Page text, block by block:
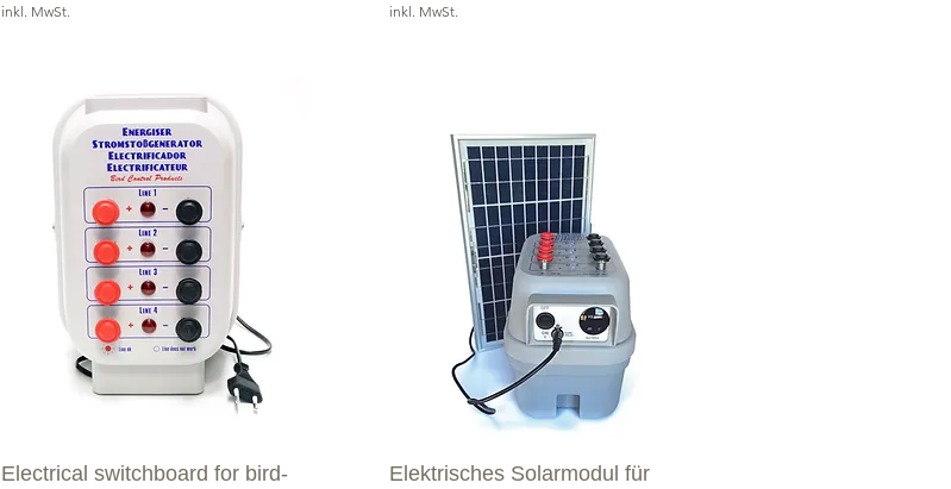
inkl. MwSt. inkl. MwSt.
Electrical switchboard for bird-
Elektrisches Solarmodul für